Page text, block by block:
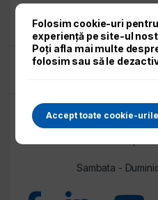
Tel: 0232
Ai sugestii?
PROGRAM DE
Sambata -
Folosim cookie-uri
experiență pe site-ul
Poți afla mai multe
folosim sau să le
Accept toate cookie-urile